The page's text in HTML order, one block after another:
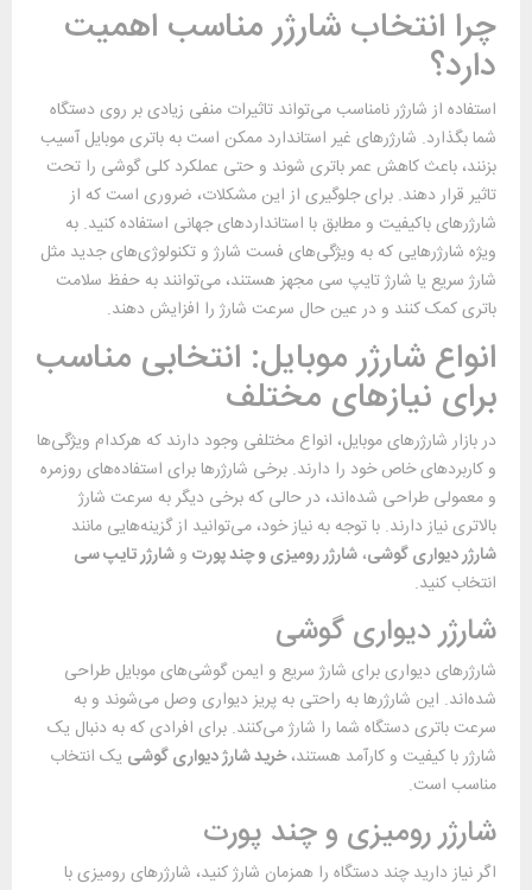
چرا انتخاب شارژر مناسب اهمیت
دارد؟
استفاده از شارژر نامناسب می‌تواند تاثیرات منفی زیادی بر روی دستگاه
شما بگذارد. شارژرهای غیر استاندارد ممکن است به باتری موبایل آسیب
بزنند، باعث کاهش عمر باتری شوند و حتی عملکرد کلی گوشی را تحت
تاثیر قرار دهند. برای جلوگیری از این مشکلات، ضروری است که از
شارژرهای باکیفیت و مطابق با استانداردهای جهانی استفاده کنید. به
ویژه شارژرهایی که به ویژگی‌های فست شارژ و تکنولوژی‌های جدید مثل
شارژ سریع یا شارژ تایپ سی مجهز هستند، می‌توانند به حفظ سلامت
باتری کمک کنند و در عین حال سرعت شارژ را افزایش دهند.
انواع شارژر موبایل: انتخابی مناسب
برای نیازهای مختلف
در بازار شارژرهای موبایل، انواع مختلفی وجود دارند که هرکدام ویژگی‌ها
و کاربردهای خاص خود را دارند. برخی شارژرها برای استفاده‌های روزمره
و معمولی طراحی شده‌اند، در حالی که برخی دیگر به سرعت شارژ
بالاتری نیاز دارند. با توجه به نیاز خود، می‌توانید از گزینه‌هایی مانند
شارژر دیواری گوشی، شارژر رومیزی و چند پورت وشارژر تایپ سی
انتخاب کنید.
شارژر دیواری گوشی
شارژرهای دیواری برای شارژ سریع و ایمن گوشی‌های موبایل طراحی
شده‌اند. این شارژرها به راحتی به پریز دیواری وصل می‌شوند و به
سرعت باتری دستگاه شما را شارژ می‌کنند. برای افرادی که به دنبال یک
شارژر با کیفیت و کارآمد هستند،خرید شارژ دیواری گوشی یک انتخاب
مناسب است.
شارژر رومیزی و چند پورت
اگر نیاز دارید چند دستگاه را همزمان شارژ کنید، شارژرهای رومیزی با